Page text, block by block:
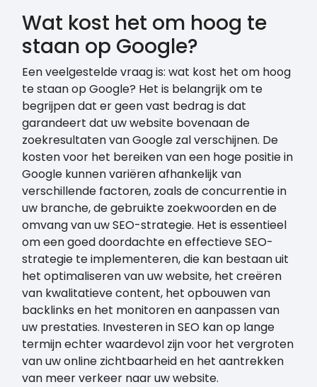
Wat kost het om hoog te
staan op Google?
Een veelgestelde vraag is: wat kost het om hoog
te staan op Google? Het is belangrijk om te
begrijpen dat er geen vast bedrag is dat
garandeert dat uw website bovenaan de
zoekresultaten van Google zal verschijnen. De
kosten voor het bereiken van een hoge positie in
Google kunnen variëren afhankelijk van
verschillende factoren, zoals de concurrentie in
uw branche, de gebruikte zoekwoorden en de
omvang van uw SEO-strategie. Het is essentieel
om een goed doordachte en effectieve SEO-
strategie te implementeren, die kan bestaan uit
het optimaliseren van uw website, het creëren
van kwalitatieve content, het opbouwen van
backlinks en het monitoren en aanpassen van
uw prestaties. Investeren in SEO kan op lange
termijn echter waardevol zijn voor het vergroten
van uw online zichtbaarheid en het aantrekken
van meer verkeer naar uw website.